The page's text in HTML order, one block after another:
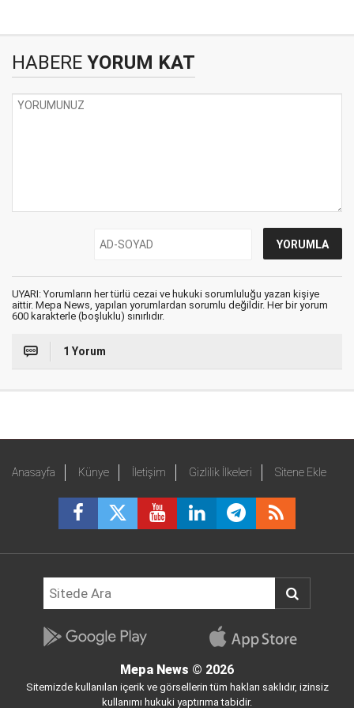
HABERE YORUM KAT
UYARI: Yorumların her türlü cezai ve hukuki sorumluluğu yazan kişiye
aittir. Mepa News, yapılan yorumlardan sorumlu değildir. Her bir yorum
600 karakterle (boşluklu) sınırlıdır.
1 Yorum
Anasayfa Künye İletişim Gizlilik İlkeleri Sitene Ekle
Mepa News © 2026
Sitemizde kullanılan içerik ve görsellerin tüm hakları saklıdır, izinsiz
kullanımı hukuki yaptırıma tabidir.